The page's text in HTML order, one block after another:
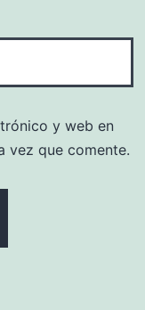
y web en
vez que comente.